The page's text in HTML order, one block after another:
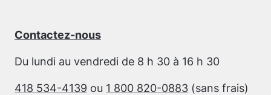
Contactez-nous
Du lundi au vendredi de 8 h 30 à 16 h 30
418 534-4139 ou 1 800 820-0883 (sans frais)